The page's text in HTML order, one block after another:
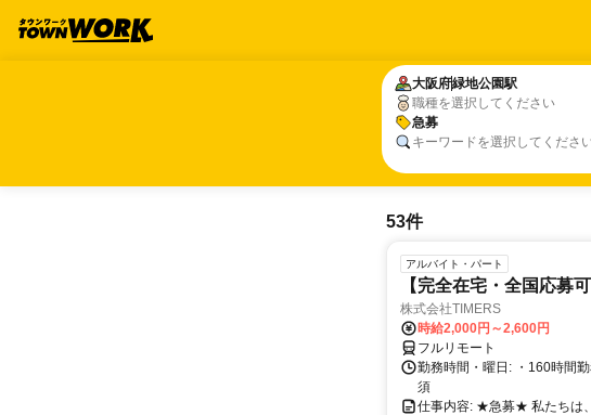
大阪府緑地公園駅
職種を選択してください
急募
キーワードを選択してくださ
大阪府緑地公園駅
急募
53件
アルバイト・パート
【完全在宅・全国応募
株式会社TIMERS
時給2,000円～2,600円
フルリモート
勤務時間・曜日: ・160時間
須
仕事内容: ★急募★ 私たちは